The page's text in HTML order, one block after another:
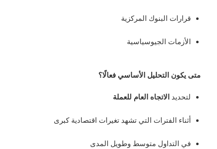
قرارات البنوك المركزية
الأزمات الجيوسياسية
متى يكون التحليل الأساسي فعالًا؟
لتحديد الاتجاه العام للعملة
أثناء الفترات التي تشهد تغيرات اقتصادية كبرى
في التداول متوسط وطويل المدى